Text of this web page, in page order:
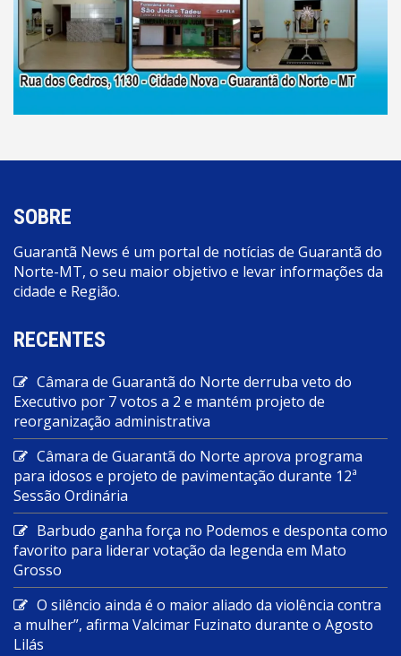
SOBRE
Guarantã News é um portal de notícias de Guarantã do
Norte-MT, o seu maior objetivo e levar informações da
cidade e Região.
RECENTES
Câmara de Guarantã do Norte derruba veto do
Executivo por 7 votos a 2 e mantém projeto de
reorganização administrativa
Câmara de Guarantã do Norte aprova programa
para idosos e projeto de pavimentação durante 12ª
Sessão Ordinária
Barbudo ganha força no Podemos e desponta como
favorito para liderar votação da legenda em Mato
Grosso
O silêncio ainda é o maior aliado da violência contra
a mulher”, afirma Valcimar Fuzinato durante o Agosto
Lilás